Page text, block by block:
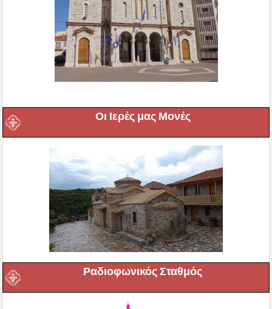
Οι Ιερές μας Μονές
Ραδιοφωνικός Σταθμός